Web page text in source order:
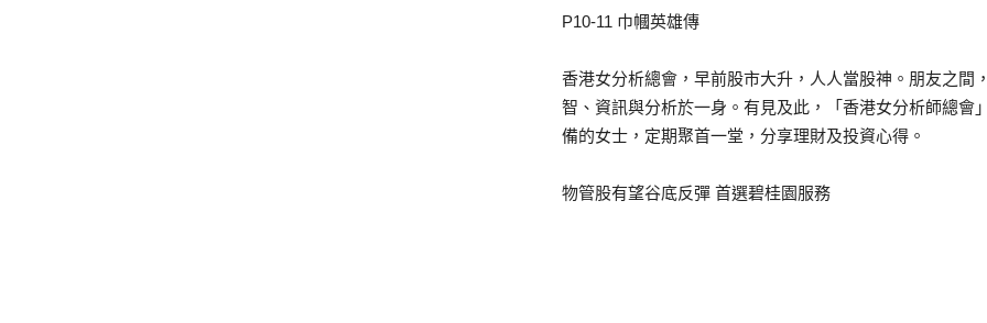
P10-11 巾幗英雄傳
香港女分析總會，早前股市大升，人人當股神。朋友之間
智、資訊與分析於一身。有見及此，「香港女分析師總會
備的女士，定期聚首一堂，分享理財及投資心得。
物管股有望谷底反彈 首選碧桂園服務